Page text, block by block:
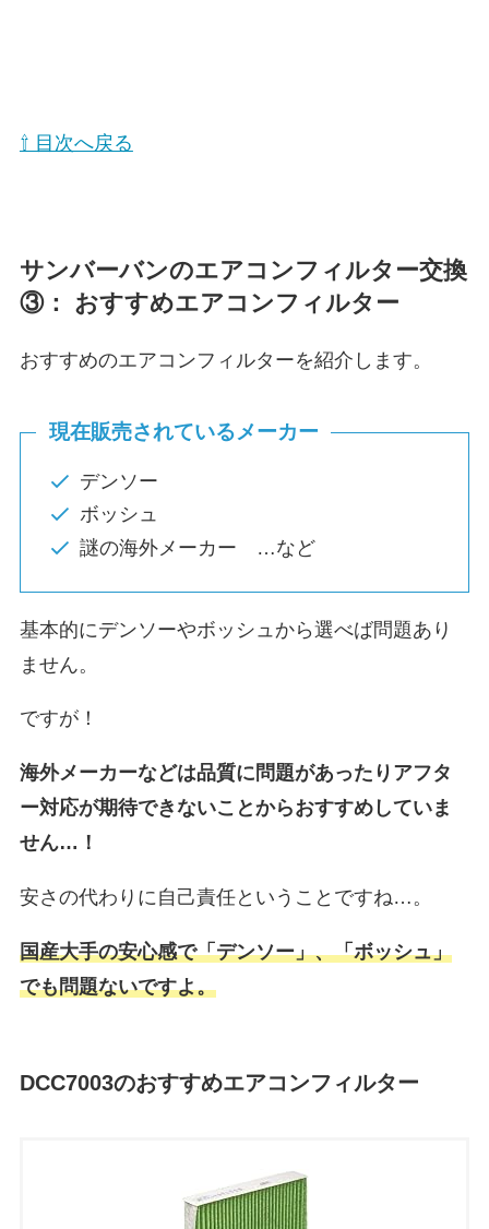
⇧ 目次へ戻る
サンバーバンのエアコンフィルター交換
③： おすすめエアコンフィルター
おすすめのエアコンフィルターを紹介します。
現在販売されているメーカー
デンソー
ボッシュ
謎の海外メーカー …など
基本的にデンソーやボッシュから選べば問題あり
ません。
ですが！
海外メーカーなどは品質に問題があったりアフタ
ー対応が期待できないことからおすすめしていま
せん…！
安さの代わりに自己責任ということですね…。
国産大手の安心感で「デンソー」、「ボッシュ」
でも問題ないですよ。
DCC7003のおすすめエアコンフィルター